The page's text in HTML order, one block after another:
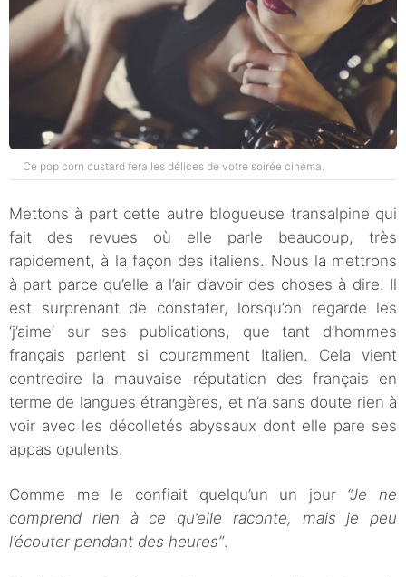
Ce pop corn custard fera les délices de votre soirée cinéma.
Mettons à part cette autre blogueuse transalpine qui
fait des revues où elle parle beaucoup, très
rapidement, à la façon des italiens. Nous la mettrons
à part parce qu’elle a l’air d’avoir des choses à dire. Il
est surprenant de constater, lorsqu’on regarde les
‘j’aime’ sur ses publications, que tant d’hommes
français parlent si couramment Italien. Cela vient
contredire la mauvaise réputation des français en
terme de langues étrangères, et n’a sans doute rien à
voir avec les décolletés abyssaux dont elle pare ses
appas opulents.
Comme me le confiait quelqu’un un jour “Je ne
comprend rien à ce qu’elle raconte, mais je peu
l’écouter pendant des heures”.